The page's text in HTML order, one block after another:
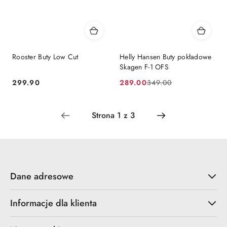
Rooster Buty Low Cut
Cena:
299.90
Helly Hansen Buty pokładowe
Skagen F-1 OFS
Cena
289.00
Cena
promocją:
349.00
Dane adresowe
Informacje dla klienta